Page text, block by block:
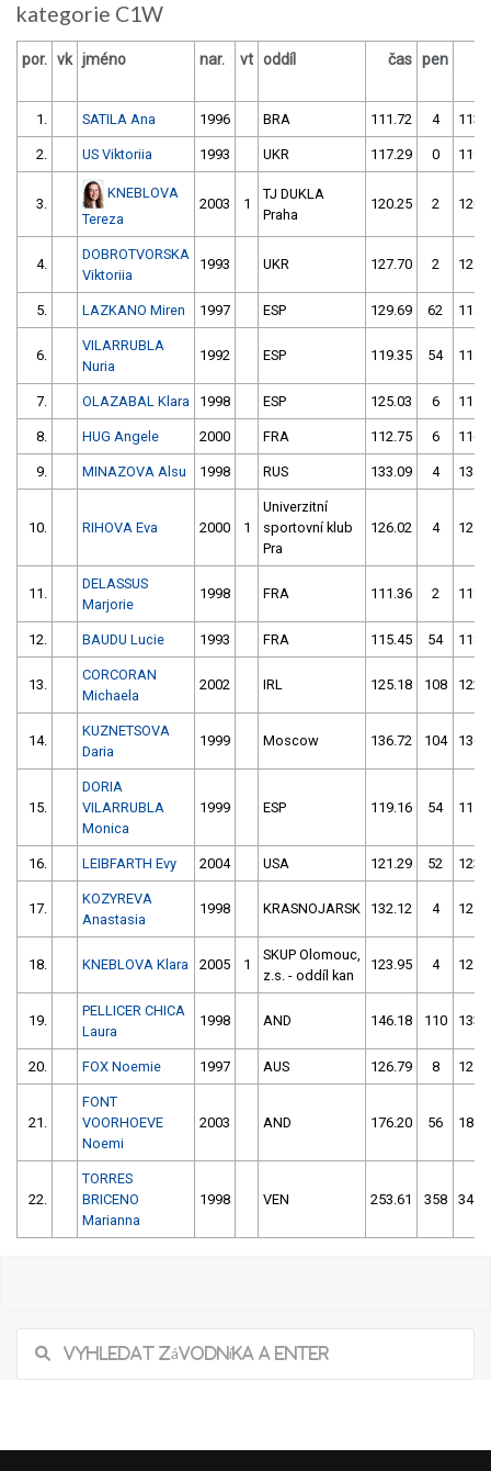
kategorie C1W
por. vk jméno nar. vt oddíl čas pen
1. SATILA Ana 1996 BRA 111.72 4
2. US Viktoriia 1993 UKR 117.29 0
3.
KNEBLOVA
Tereza
2003 1
TJ DUKLA
Praha
120.25 2
4.
DOBROTVORSKA
Viktoriia
1993 UKR 127.70 2
5. LAZKANO Miren 1997 ESP 129.69 62
6.
VILARRUBLA
Nuria
1992 ESP 119.35 54
7. OLAZABAL Klara 1998 ESP 125.03 6
8. HUG Angele 2000 FRA 112.75 6
9. MINAZOVA Alsu 1998 RUS 133.09 4
10. RIHOVA Eva 2000 1
Univerzitní
sportovní klub
Pra
126.02 4
11.
DELASSUS
Marjorie
1998 FRA 111.36 2
12. BAUDU Lucie 1993 FRA 115.45 54
13.
CORCORAN
Michaela
2002 IRL 125.18 108
14.
KUZNETSOVA
Daria
1999 Moscow 136.72 104
15.
DORIA
VILARRUBLA
Monica
1999 ESP 119.16 54
16. LEIBFARTH Evy 2004 USA 121.29 52
17.
KOZYREVA
Anastasia
1998 KRASNOJARSK 132.12 4
18. KNEBLOVA Klara 2005 1
SKUP Olomouc,
z.s. - oddíl kan
123.95 4
19.
PELLICER CHICA
Laura
1998 AND 146.18 110
20. FOX Noemie 1997 AUS 126.79 8
21.
FONT
VOORHOEVE
Noemi
2003 AND 176.20 56
22.
TORRES
BRICENO
Marianna
1998 VEN 253.61 358